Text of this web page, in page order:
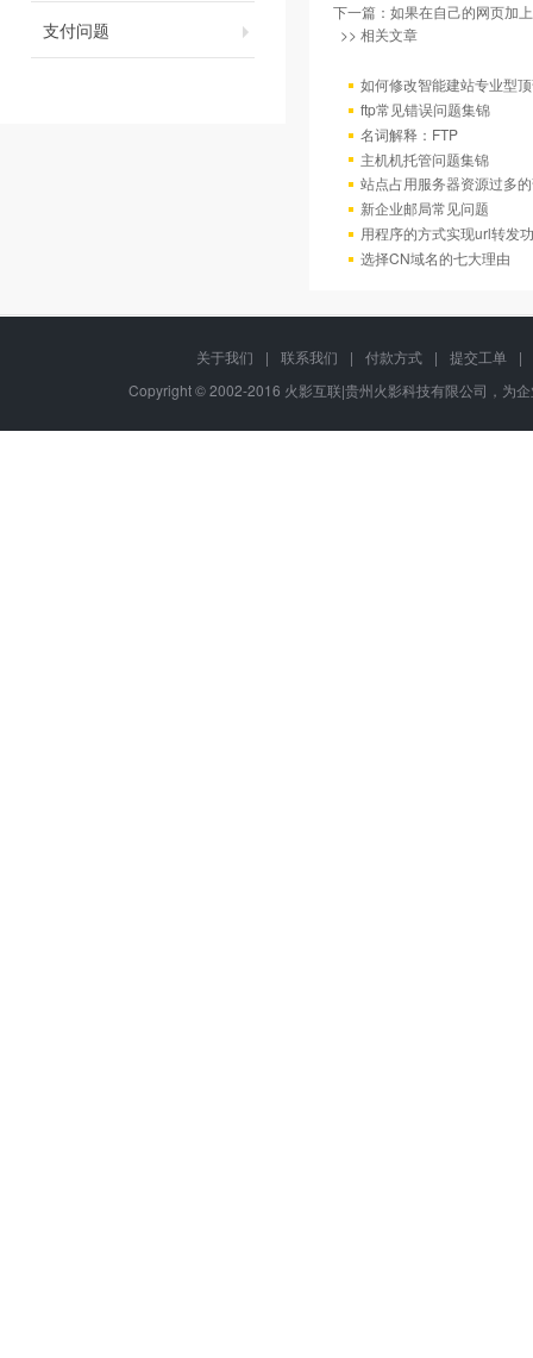
支付问题
下一篇： 如果在自己的网页加
>> 相关文章
如何修改智能建站专业型
ftp常见错误问题集锦
名词解释：FTP
主机机托管问题集锦
站点占用服务器资源过多
新企业邮局常见问题
用程序的方式实现url转发
选择CN域名的七大理由
关于我们 | 联系我们 | 付款方式 | 提交工单
|
Copyright © 2002-2016 火影互联|贵州火影科技有限公司，为